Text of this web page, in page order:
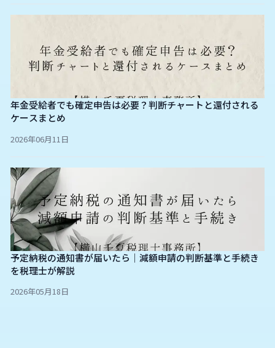
年金受給者でも確定申告は必要？判断チャートと還付される
ケースまとめ
2026年06月11日
予定納税の通知書が届いたら｜減額申請の判断基準と手続き
を税理士が解説
2026年05月18日